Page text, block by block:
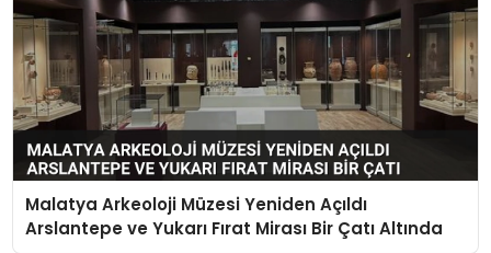
Malatya Arkeoloji Müzesi Yeniden Açıldı
Arslantepe ve Yukarı Fırat Mirası Bir Çatı Altında